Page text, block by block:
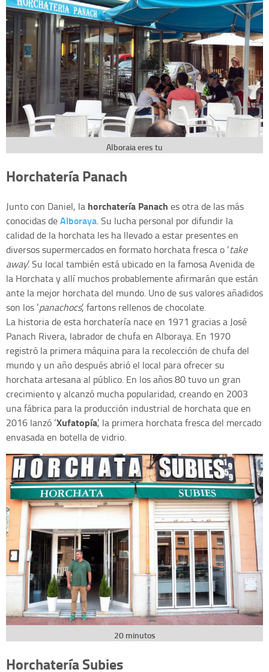
Alboraia eres tu
Horchatería Panach
Junto con Daniel, la horchatería Panach es otra de las más
conocidas deAlboraya. Su lucha personal por difundir la
calidad de la horchata les ha llevado a estar presentes en
diversos supermercados en formato horchata fresca o ‘take
away’. Su local también está ubicado en la famosa Avenida de
la Horchata y allí muchos probablemente afirmarán que están
ante la mejor horchata del mundo. Uno de sus valores añadidos
son los ‘panachocs’, fartons rellenos de chocolate.
La historia de esta horchatería nace en 1971 gracias a José
Panach Rivera, labrador de chufa en Alboraya. En 1970
registró la primera máquina para la recolección de chufa del
mundo y un año después abrió el local para ofrecer su
horchata artesana al público. En los años 80 tuvo un gran
crecimiento y alcanzó mucha popularidad, creando en 2003
una fábrica para la producción industrial de horchata que en
2016 lanzó ‘Xufatopía’, la primera horchata fresca del mercado
envasada en botella de vidrio.
20 minutos
Horchatería Subies